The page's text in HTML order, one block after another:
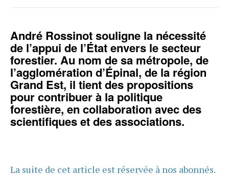
André Rossinot souligne la nécessité
de l’appui de l’État envers le secteur
forestier. Au nom de sa métropole, de
l’agglomération d’Épinal, de la région
Grand Est, il tient des propositions
pour contribuer à la politique
forestière, en collaboration avec des
scientifiques et des associations.
La suite de cet article est réservée à nos abonnés.